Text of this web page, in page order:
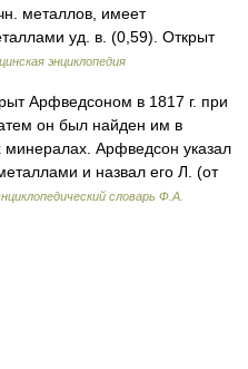
металлов, имеет
уд. в. (0,59). Открыт
энциклопедия
Арфведсоном в 1817 г. при
он был найден им в
минералах. Арфведсон указал
и назвал его Л. (от
словарь Ф.А.